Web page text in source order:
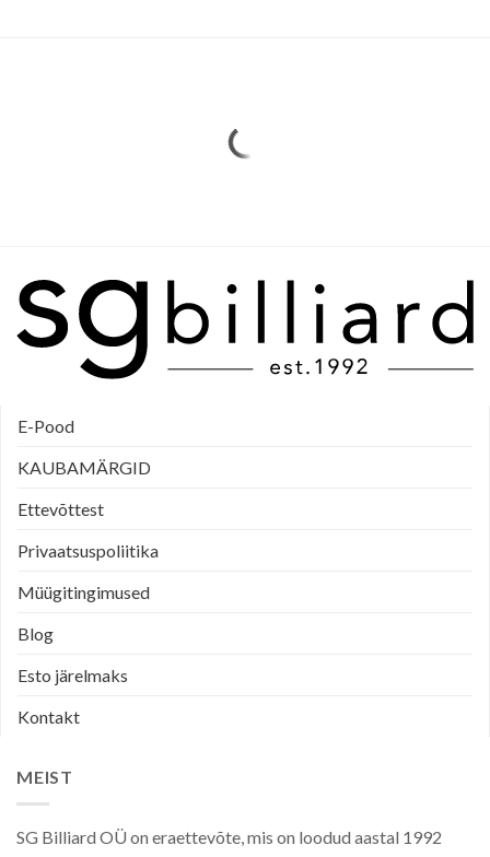
E-Pood
KAUBAMÄRGID
Ettevõttest
Privaatsuspoliitika
Müügitingimused
Blog
Esto järelmaks
Kontakt
MEIST
SG Billiard OÜ on eraettevõte, mis on loodud aastal 1992